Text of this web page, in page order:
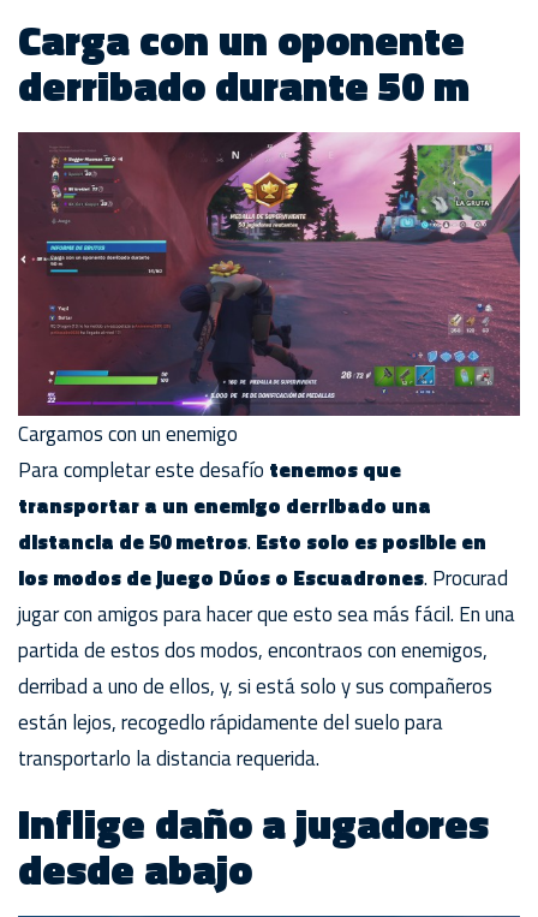
Carga con un oponente
derribado durante 50 m
Cargamos con un enemigo
Para completar este desafío tenemos que
transportar a un enemigo derribado una
distancia de 50 metros. Esto solo es posible en
los modos de juego Dúos o Escuadrones. Procurad
jugar con amigos para hacer que esto sea más fácil. En una
partida de estos dos modos, encontraos con enemigos,
derribad a uno de ellos, y, si está solo y sus compañeros
están lejos, recogedlo rápidamente del suelo para
transportarlo la distancia requerida.
Inflige daño a jugadores
desde abajo